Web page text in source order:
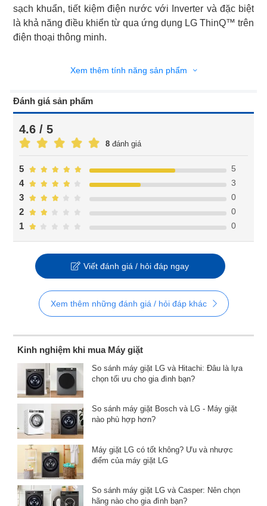
sạch khuẩn, tiết kiệm điện nước với Inverter và đặc biệt
là khả năng điều khiển từ qua ứng dụng LG ThinQ™ trên
điện thoại thông minh.
Xem thêm tính năng sản phẩm
Đánh giá sản phẩm
4.6 / 5
8 đánh giá
1 0
2 0
3 0
4 3
5 5
Viết đánh giá / hỏi đáp ngay
Xem thêm những đánh giá / hỏi đáp khác
Kinh nghiệm khi mua Máy giặt
So sánh máy giặt LG và Hitachi: Đâu là lựa
chọn tối ưu cho gia đình bạn?
So sánh máy giặt Bosch và LG - Máy giặt
nào phù hợp hơn?
Máy giặt LG có tốt không? Ưu và nhược
điểm của máy giặt LG
So sánh máy giặt LG và Casper: Nên chọn
hãng nào cho gia đình bạn?